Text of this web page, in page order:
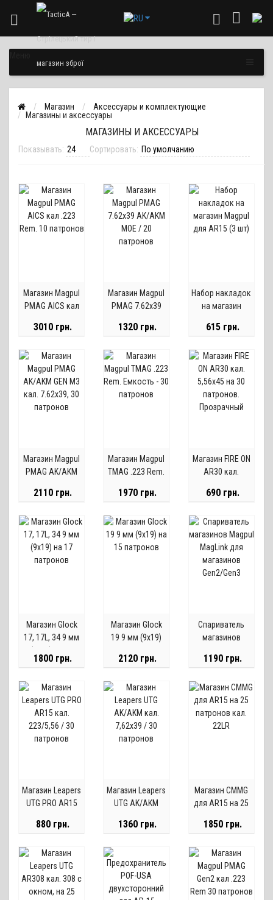
Магазин
Аксессуары и комплектующие
Магазины и аксессуары
МАГАЗИНЫ И АКСЕССУАРЫ
Показывать: Сортировать:
Магазин Magpul
PMAG AICS кал
патронов
3010 грн.
Магазин Magpul
PMAG 7.62х39
20 патронов
1320 грн.
Набор накладок
на магазин
AR15 (3 шт)
615 грн.
Магазин Magpul
PMAG AK/AKM
7.62х39, 30
2110 грн.
Магазин Magpul
TMAG .223 Rem.
патронов
1970 грн.
Магазин FIRE ON
AR30 кал.
патронов.
690 грн.
Магазин Glock
17, 17L, 34 9 мм
патронов
1800 грн.
Магазин Glock
19 9 мм (9х19)
2120 грн.
Спариватель
магазинов
для магазинов
1190 грн.
Магазин Leapers
UTG PRO AR15
30 патронов
880 грн.
Магазин Leapers
UTG AK/AKM
патронов
1360 грн.
Магазин CMMG
для AR15 на 25
22LR
1850 грн.